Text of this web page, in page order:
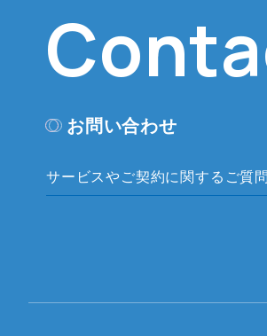
お問い合わせ
サービスやご契約に関するご質